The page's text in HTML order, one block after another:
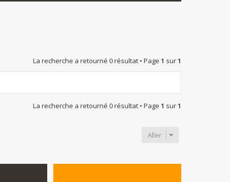
La recherche a retourné 0 résultat • Page 1 sur1
La recherche a retourné 0 résultat • Page 1 sur1
Aller